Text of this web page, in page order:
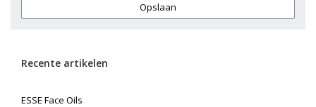
Opslaan
Recente artikelen
ESSE Face Oils